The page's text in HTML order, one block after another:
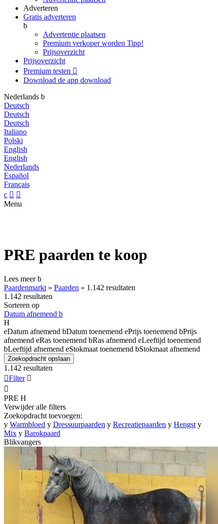
Adverteren
Gratis adverteren
b
Advertentie plaatsen
Premium verkoper worden Tipp!
Prijsoverzicht
Prijsoverzicht
Premium testen 
Download de app download
Nederlands b
Deutsch
Deutsch
Deutsch
Italiano
Polski
English
English
Nederlands
Español
Français
c  
Menu
PRE paarden te koop
Lees meerb
Paardenmarkt » Paarden » 1.142 resultaten
1.142 resultaten
Sorteren op
Datum afnemend b
H
eDatum afnemend bDatum toenemend ePrijs toenemend bPrijs
afnemend eRas toenemend bRas afnemend eLeeftijd toenemend
bLeeftijd afnemend eStokmaat toenemend bStokmaat afnemend
Zoekopdracht opslaan
1.142 resultaten
Filter 

PRE H
Verwijder alle filters
Zoekopdracht toevoegen:
y Warmbloed y Dressuurpaarden y Recreatiepaarden y Hengst y
Mix y Barokpaard
Blikvangers